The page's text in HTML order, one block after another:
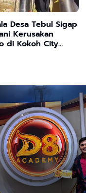
Desa Tebul Sigap
Kerusakan
di Kokoh City